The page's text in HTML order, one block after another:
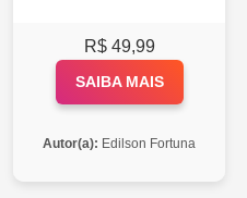
R$ 49,99
SAIBA MAIS
Autor(a): Edilson Fortuna